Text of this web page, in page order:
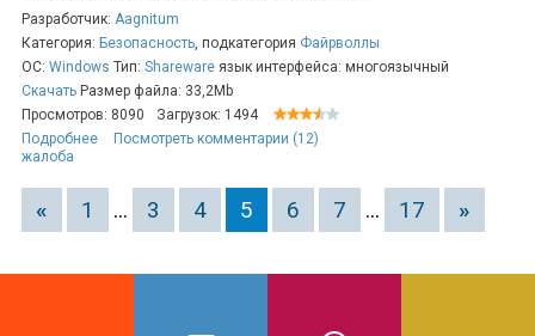
Разработчик: Aagnitum
Категория: Безопасность, подкатегория Файрволлы
ОС: Windows Тип: Shareware язык интерфейса: многоязычный
Скачать Размер файла: 33,2Mb
Просмотров: 8090
Загрузок: 1494
Подробнее
Посмотреть комментарии (12)
жалоба
« 1 ... 3 4 5 6 7 ... 17 »